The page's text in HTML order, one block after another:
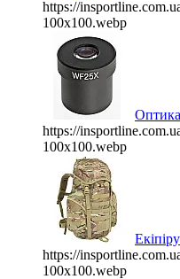
https://
100x100.webp
Оптика
https://
100x100.webp
https://
100x100.webp